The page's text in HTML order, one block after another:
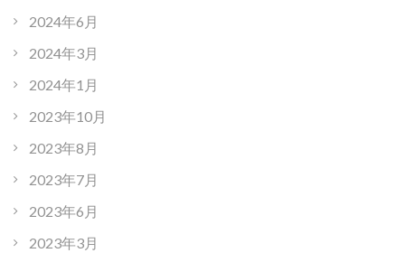
2024年6月
2024年3月
2024年1月
2023年10月
2023年8月
2023年7月
2023年6月
2023年3月